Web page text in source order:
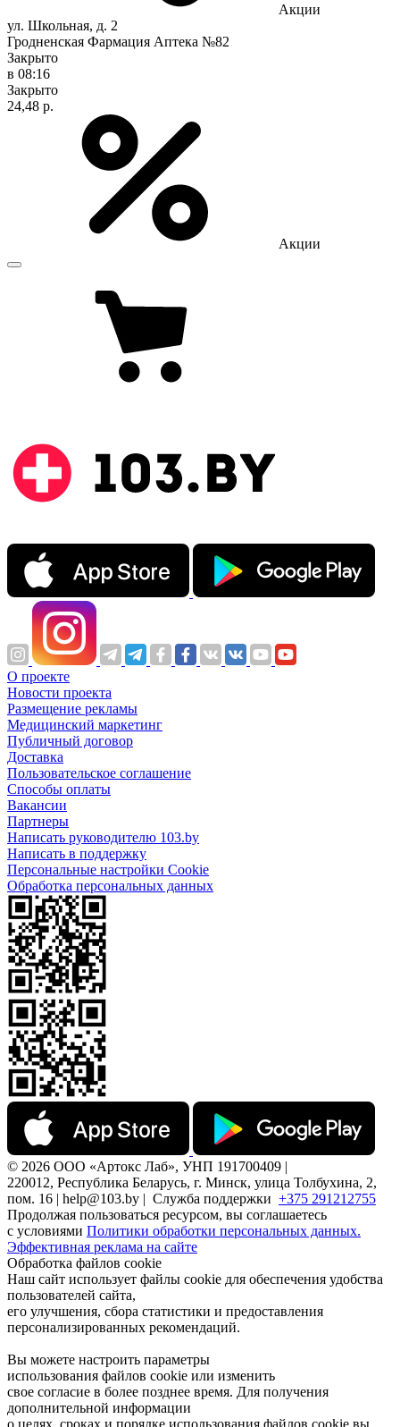
Акции
ул. Школьная, д. 2
Гродненская Фармация Аптека №82
Закрыто
в 08:16
Закрыто
24,48 р.
Акции
О проекте
Новости проекта
Размещение рекламы
Медицинский маркетинг
Публичный договор
Доставка
Пользовательское соглашение
Способы оплаты
Вакансии
Партнеры
Написать руководителю 103.by
Написать в поддержку
Персональные настройки Cookie
Обработка персональных данных
© 2026 ООО «Артокс Лаб», УНП 191700409 |
220012, Республика Беларусь, г. Минск, улица Толбухина, 2,
пом. 16 | help@103.by | Служба поддержки +375 291212755
Продолжая пользоваться ресурсом, вы соглашаетесь
с условиями Политики обработки персональных данных.
Эффективная реклама на сайте
Обработка файлов cookie
Наш сайт использует файлы cookie для обеспечения удобства
пользователей сайта,
его улучшения, сбора статистики и предоставления
персонализированных рекомендаций.
Вы можете настроить параметры
использования файлов cookie или изменить
свое согласие в более позднее время. Для получения
дополнительной информации
о целях, сроках и порядке использования файлов cookie вы